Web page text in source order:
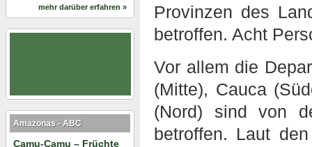
Provinzen des
betroffen. Acht
Vor allem die
(Mitte), Cauca
(Nord) sind von
betroffen. Laut
mehr darüber erfahren »
Amazonas - ABC
Camu-Camu – Früchte